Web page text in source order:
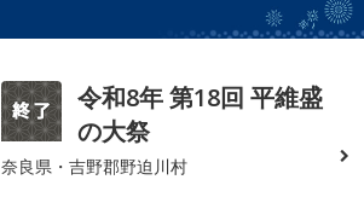
令和8年 第18回 平維盛
の大祭
奈良県・吉野郡野迫川村